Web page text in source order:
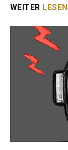
WEITER LESEN